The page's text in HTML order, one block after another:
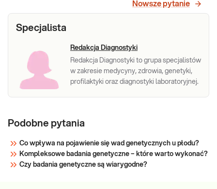
Nowsze pytanie
Specjalista
Redakcja Diagnostyki
Redakcja Diagnostyki to grupa specjalistów
w zakresie medycyny, zdrowia, genetyki,
profilaktyki oraz diagnostyki laboratoryjnej.
Podobne pytania
Co wpływa na pojawienie się wad genetycznych u płodu?
Kompleksowe badania genetyczne – które warto wykonać?
Czy badania genetyczne są wiarygodne?